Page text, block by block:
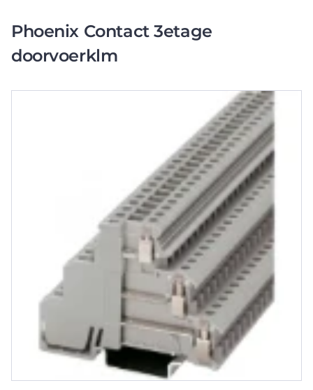
Phoenix Contact 3etage
doorvoerklm